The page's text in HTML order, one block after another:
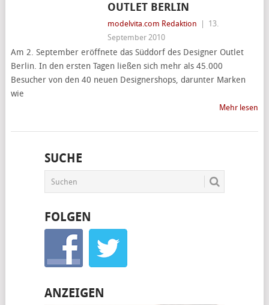
OUTLET BERLIN
modelvita.com Redaktion
13.
September 2010
Am 2. September eröffnete das Süddorf des Designer Outlet
Berlin. In den ersten Tagen ließen sich mehr als 45.000
Besucher von den 40 neuen Designershops, darunter Marken
wie
Mehr lesen
SUCHE
FOLGEN
ANZEIGEN